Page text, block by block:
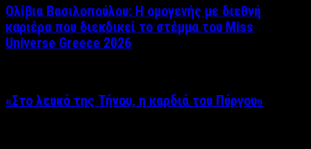
Ολίβια Βασιλοπούλου: Η ομογενής με διεθνή
καριέρα που διεκδικεί το στέμμα του Miss
Universe Greece 2026
«Στο λευκό της Τήνου, η καρδιά του Πύργου»